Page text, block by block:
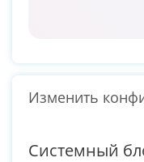
Изменить
Системный